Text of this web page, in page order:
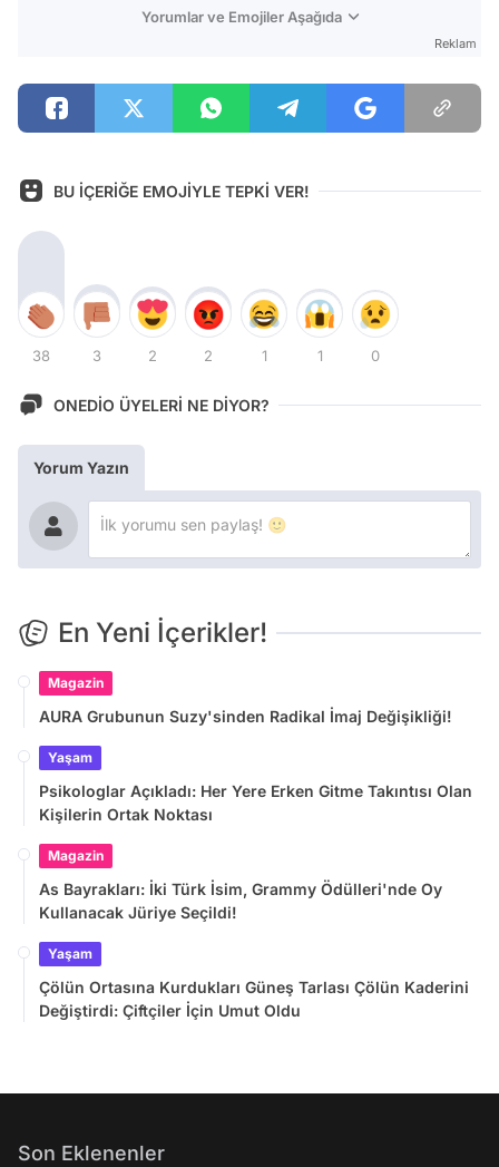
Yorumlar ve Emojiler Aşağıda
Reklam
BU İÇERİĞE EMOJİYLE TEPKİ VER!
38 3 2 2 1 1 0
ONEDİO ÜYELERİ NE DİYOR?
Yorum Yazın
En Yeni İçerikler!
Magazin
AURA Grubunun Suzy'sinden Radikal İmaj Değişikliği!
Yaşam
Psikologlar Açıkladı: Her Yere Erken Gitme Takıntısı Olan
Kişilerin Ortak Noktası
Magazin
As Bayrakları: İki Türk İsim, Grammy Ödülleri'nde Oy
Kullanacak Jüriye Seçildi!
Yaşam
Çölün Ortasına Kurdukları Güneş Tarlası Çölün Kaderini
Değiştirdi: Çiftçiler İçin Umut Oldu
Son Eklenenler